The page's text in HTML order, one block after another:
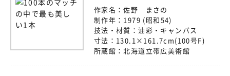
作家名：佐野 まさの
制作年： 1979 (昭和54)
技法・材質：油彩・キャンバス
寸法： 130.1×161.7cm(100号F)
所蔵館：北海道立帯広美術館